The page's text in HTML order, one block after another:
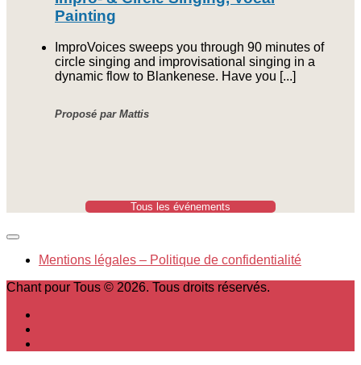
Painting
ImproVoices sweeps you through 90 minutes of
circle singing and improvisational singing in a
dynamic flow to Blankenese. Have you [...]
Proposé par Mattis
Tous les événements
Mentions légales – Politique de confidentialité
Chant pour Tous © 2026. Tous droits réservés.